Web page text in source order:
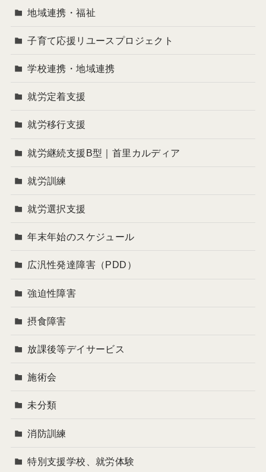
地域連携・福祉
子育て応援リユースプロジェクト
学校連携・地域連携
就労定着支援
就労移行支援
就労継続支援B型｜首里カルディア
就労訓練
就労選択支援
年末年始のスケジュール
広汎性発達障害（PDD）
強迫性障害
摂食障害
放課後等デイサービス
施術会
未分類
消防訓練
特別支援学校、就労体験